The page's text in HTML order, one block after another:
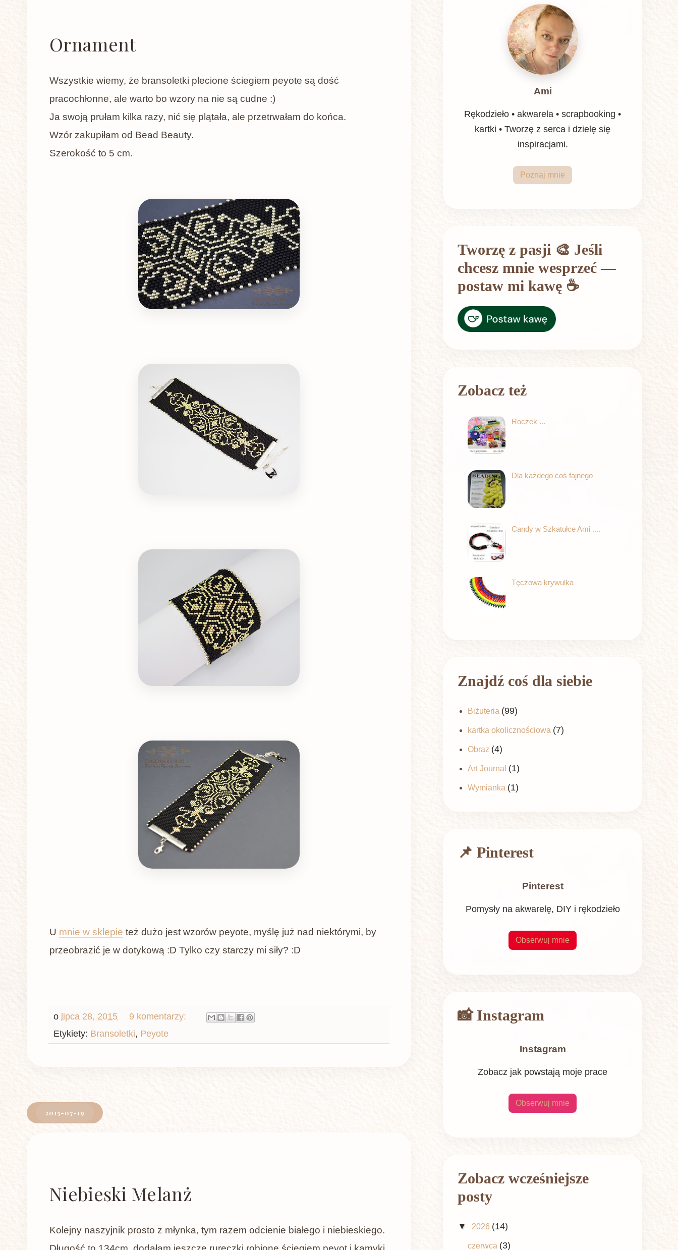
Ornament
Wszystkie wiemy, że bransoletki plecione ściegiem peyote są dość
pracochłonne, ale warto bo wzory na nie są cudne :)
Ja swoją prułam kilka razy, nić się plątała, ale przetrwałam do końca.
Wzór zakupiłam od Bead Beauty.
Szerokość to 5 cm.
U mnie w sklepie też dużo jest wzorów peyote, myślę już nad niektórymi, by
przeobrazić je w dotykową :D Tylko czy starczy mi siły? :D
o lipca 28, 2015
9 komentarzy:
Etykiety: Bransoletki, Peyote
2015-07-19
Niebieski Melanż
Kolejny naszyjnik prosto z młynka, tym razem odcienie białego i niebieskiego.
Ami
Rękodzieło • akwarela • scrapbooking •
kartki • Tworzę z serca i dzielę się
inspiracjami.
Poznaj mnie
Tworzę z pasji 🎨 Jeśli
chcesz mnie wesprzeć —
postaw mi kawę ☕
Zobacz też
Roczek ...
Dla każdego coś fajnego
Candy w Szkatułce Ami ....
Tęczowa krywulka
Znajdź coś dla siebie
Biżuteria (99)
kartka okolicznościowa (7)
Obraz (4)
Art Journal (1)
Wymianka (1)
📌 Pinterest
Pinterest
Pomysły na akwarelę, DIY i rękodzieło
Obserwuj mnie
📸 Instagram
Instagram
Zobacz jak powstają moje prace
Obserwuj mnie
Zobacz wcześniejsze
posty
▼ 2026 (14)
czerwca (3)